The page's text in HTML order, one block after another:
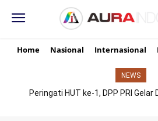
Home Nasional Internasional
NEWS
Peringati HUT ke-1, DPP PRI Gelar